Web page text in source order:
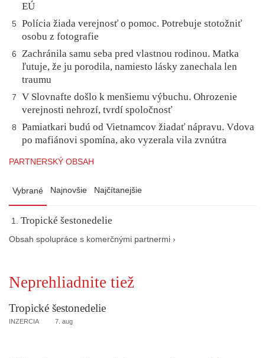
EÚ
5
Polícia žiada verejnosť o pomoc. Potrebuje stotožniť
osobu z fotografie
6
Zachránila samu seba pred vlastnou rodinou. Matka
ľutuje, že ju porodila, namiesto lásky zanechala len
traumu
7
V Slovnafte došlo k menšiemu výbuchu. Ohrozenie
verejnosti nehrozí, tvrdí spoločnosť
8
Pamiatkari budú od Vietnamcov žiadať nápravu. Vdova
po mafiánovi spomína, ako vyzerala vila zvnútra
PARTNERSKÝ OBSAH
Vybrané Najnovšie Najčítanejšie
Tropické šestonedelie
Obsah spolupráce s komerčnými partnermi ›
Neprehliadnite tiež
Tropické šestonedelie
INZERCIA 7. aug